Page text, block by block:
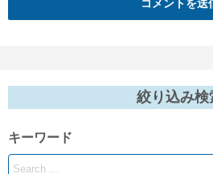
絞り込み検
キーワード